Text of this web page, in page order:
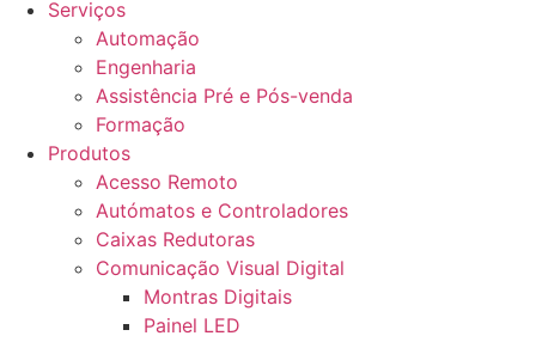
Serviços
Automação
Engenharia
Assistência Pré e Pós-venda
Formação
Produtos
Acesso Remoto
Autómatos e Controladores
Caixas Redutoras
Comunicação Visual Digital
Montras Digitais
Painel LED